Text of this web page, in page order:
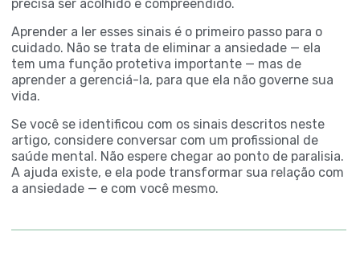
precisa ser acolhido e compreendido.
Aprender a ler esses sinais é o primeiro passo para o
cuidado. Não se trata de eliminar a ansiedade — ela
tem uma função protetiva importante — mas de
aprender a gerenciá-la, para que ela não governe sua
vida.
Se você se identificou com os sinais descritos neste
artigo, considere conversar com um profissional de
saúde mental. Não espere chegar ao ponto de paralisia.
A ajuda existe, e ela pode transformar sua relação com
a ansiedade — e com você mesmo.